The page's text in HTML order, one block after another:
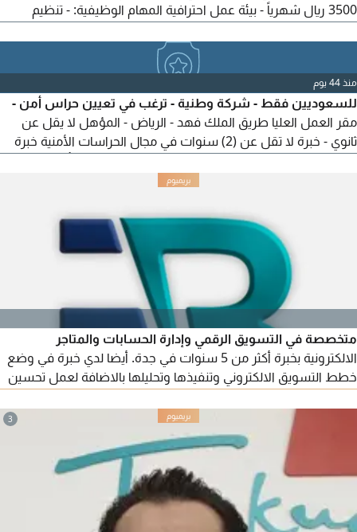
3500 ريال شهرياً - بيئة عمل احترافية المهام الوظيفية: - تنظيم
التعامل مع العملاء بأسلوب احترافي ولبق. - التعاون مع فريق العمل
لضمان تقديم تجربة مميزة للزوار. الشروط: - أن يكون المتقدم من
مواليد السعودية. - حسن المظهر واللباقة في التعامل. - الانضباط.
منذ 44 يوم
للسعوديين فقط - شركة وطنية - ترغب في تعيين حراس أمن -
مقر العمل العليا طريق الملك فهد - الرياض - المؤهل لا يقل عن
ثانوي - خبرة لا تقل عن (2) سنوات في مجال الحراسات الأمنية خبرة
المراجعين وتنظيم الحركة المرورية، قدرة على العمل مع أنظمة
متخصصة في التسويق الرقمي وإدارة الحسابات والمتاجر
الالكترونية بخبرة أكثر من 5 سنوات في جدة. أيضا لدي خبرة في وضع
خطط التسويق الالكتروني وتنفيذها وتحليلها بالاضافة لعمل تحسين
3